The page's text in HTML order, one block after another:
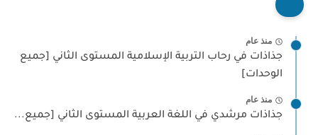
منذ عام
جذاذات في رحاب التربية الإسلامية المستوى الثاني [جميع
الوحدات]
منذ عام
جذاذات مرشدي في اللغة العربية المستوى الثاني [جميع...